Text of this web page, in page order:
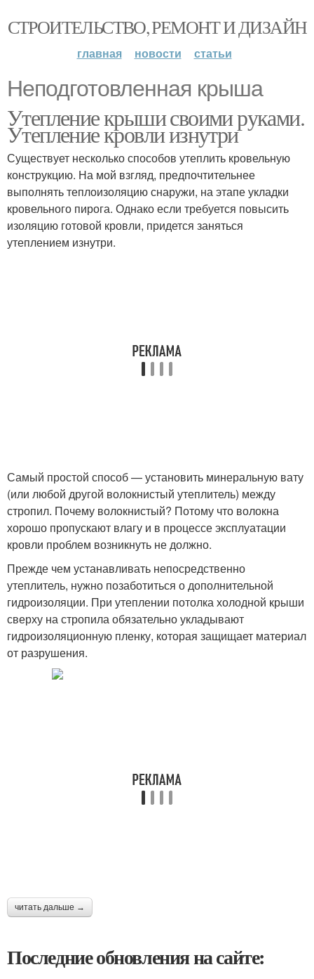
СТРОИТЕЛЬСТВО, РЕМОНТ И ДИЗАЙН
главная новости статьи
Неподготовленная крыша
Утепление крыши своими руками.
Утепление кровли изнутри
Существует несколько способов утеплить кровельную
конструкцию. На мой взгляд, предпочтительнее
выполнять теплоизоляцию снаружи, на этапе укладки
кровельного пирога. Однако если требуется повысить
изоляцию готовой кровли, придется заняться
утеплением изнутри.
Самый простой способ — установить минеральную вату
(или любой другой волокнистый утеплитель) между
стропил. Почему волокнистый? Потому что волокна
хорошо пропускают влагу и в процессе эксплуатации
кровли проблем возникнуть не должно.
Прежде чем устанавливать непосредственно
утеплитель, нужно позаботиться о дополнительной
гидроизоляции. При утеплении потолка холодной крыши
сверху на стропила обязательно укладывают
гидроизоляционную пленку, которая защищает материал
от разрушения.
читать дальше →
Последние обновления на сайте: